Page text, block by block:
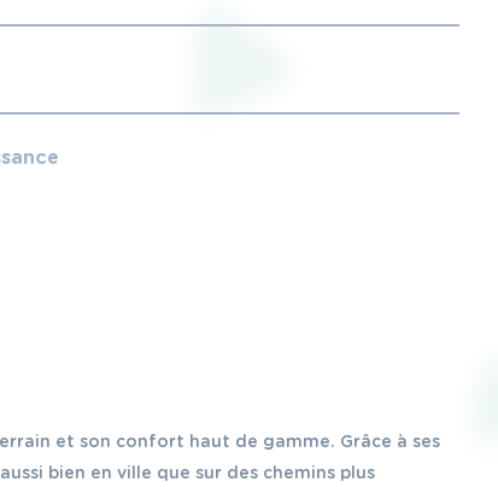
et son confort haut de gamme. Grâce à ses
bien en ville que sur des chemins plus